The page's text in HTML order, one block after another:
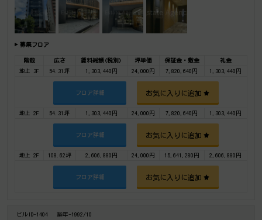
募集フロア
階数 広さ 賃料総額(税別) 坪単価 保証金・敷金
礼金
地上 3F
54.31坪 1,303,440円 24,000円 7,820,640円 1,303,440円
フロア詳細 お気に入りに追加
地上 2F 54.31坪 1,303,440円 24,000円 7,820,640円 1,303,440円
フロア詳細 お気に入りに追加
地上 2F 108.62坪 2,606,880円 24,000円 15,641,280円 2,606,880円
フロア詳細 お気に入りに追加
ビルID-1404 築年-1992/10